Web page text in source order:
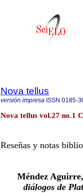
Nova tellus
versión impresa ISSN 0185-
Nova tellus vol.27 no.1
Reseñas y notas
Méndez
diálogos de